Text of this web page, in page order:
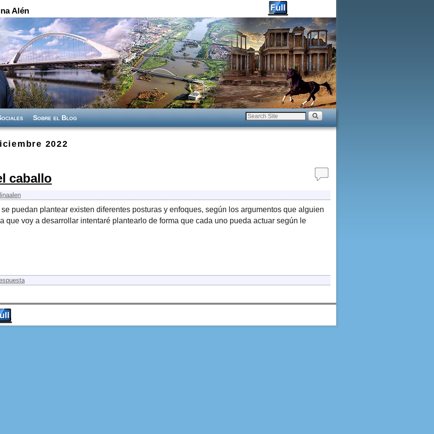
Alén
Sobre el Blog
2022
caballo
puedan plantear existen diferentes posturas y enfoques, según los argumentos que alguien
que voy a desarrollar intentaré plantearlo de forma que cada uno pueda actuar según le